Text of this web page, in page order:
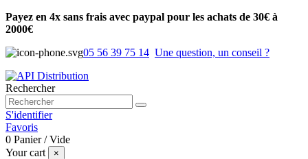
Payez en 4x sans frais avec paypal pour les achats de 30€ à
2000€
05 56 39 75 14 Une question, un conseil ?
Rechercher
S'identifier
Favoris
0 Panier /Vide
Your cart
×